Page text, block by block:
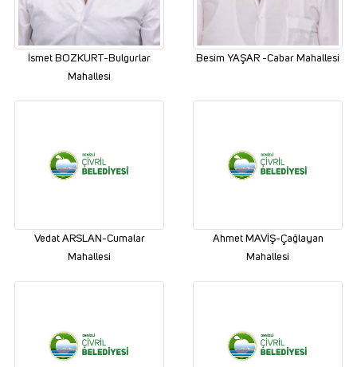
İsmet BOZKURT-Bulgurlar
Mahallesi
Besim YAŞAR -Cabar Mahallesi
Vedat ARSLAN-Cumalar
Mahallesi
Ahmet MAVİŞ-Çağlayan
Mahallesi